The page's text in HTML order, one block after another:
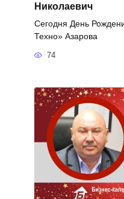
Николаевич
Сегодня День
Техно» Азарова
74